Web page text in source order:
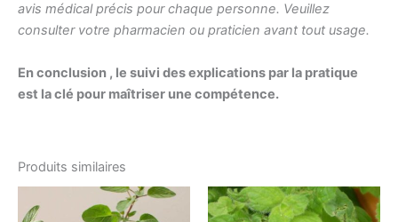
avis médical précis pour chaque personne. Veuillez
consulter votre pharmacien ou praticien avant tout usage.
En conclusion , le suivi des explications par la pratique
est la clé pour maîtriser une compétence.
Produits similaires